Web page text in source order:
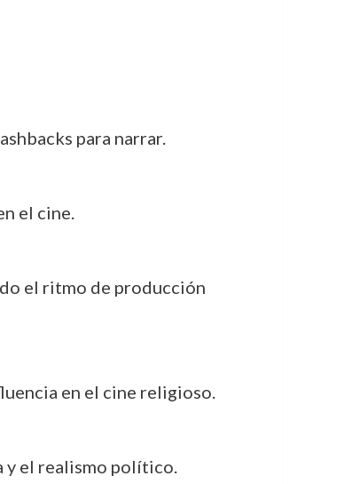
para narrar.
el cine.
el ritmo de producción
en el cine religioso.
y el realismo político.